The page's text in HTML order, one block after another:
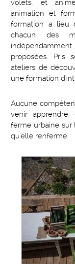
volets, et
animation et
formation a lieu
chacun des
proposées. Pris
ateliers de
une formation
Aucune
venir
ferme urbaine sur
qu'elle renferme.